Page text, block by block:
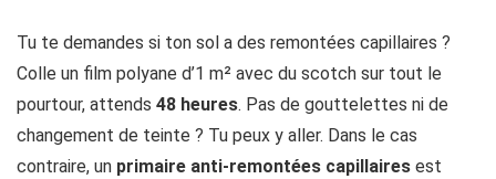
Tu te demandes si ton sol a des remontées capillaires ?
Colle un film polyane d’1 m² avec du scotch sur tout le
pourtour, attends 48 heures. Pas de gouttelettes ni de
changement de teinte ? Tu peux y aller. Dans le cas
contraire, un primaire anti-remontées capillaires est